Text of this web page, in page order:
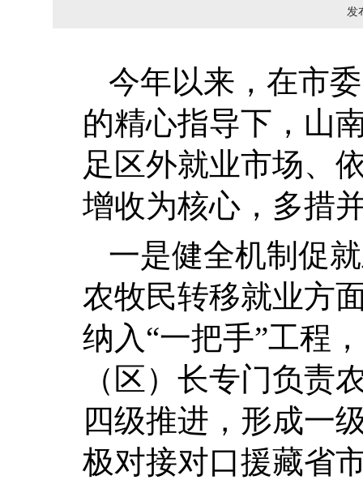
发
今年以来，在市
的精心指导下，山
足区外就业市场、
增收为核心，多措
一是健全机制促
农牧民转移就业方
纳入“一把手”工程
（区）长专门负责
四级推进，形成一
极对接对口援藏省